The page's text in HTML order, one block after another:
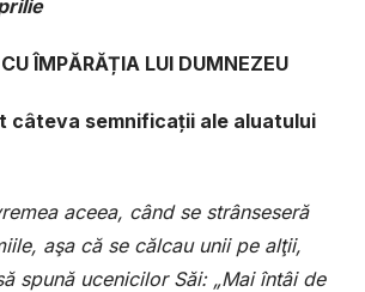
ÎMPĂRĂȚIA LUI DUMNEZEU
câteva semnificații ale aluatului
aceea, când se strânseseră
aşa că se călcau unii pe alţii,
spună ucenicilor Săi: „Mai întâi de